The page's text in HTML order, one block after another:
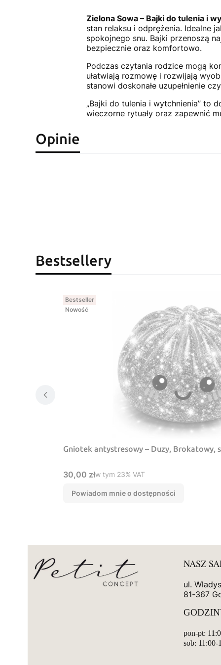
Zielona Sowa – Bajki do tulenia i
stan relaksu i odprężenia. Idealne
spokojnego snu. Bajki przenoszą
bezpiecznie oraz komfortowo.
Podczas czytania rodzice mogą
ułatwiają rozmowę i rozwijają
stanowi doskonałe uzupełnienie
„Bajki do tulenia i wytchnienia” to
wieczorne rytuały oraz zapewnić
Opinie
Bestsellery
Bestseller
Nowość
Gniotek antystresowy – Duzy, Brokatowy,
Cena brutto
30,00 złw tym %s VAT
w tym 23% VAT
Powiadom mnie o dostępności
NASZ
ul.
81-367
pon-pt:
sob: 11:00-